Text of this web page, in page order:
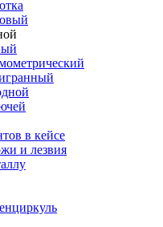
в кейсе
и лезвия